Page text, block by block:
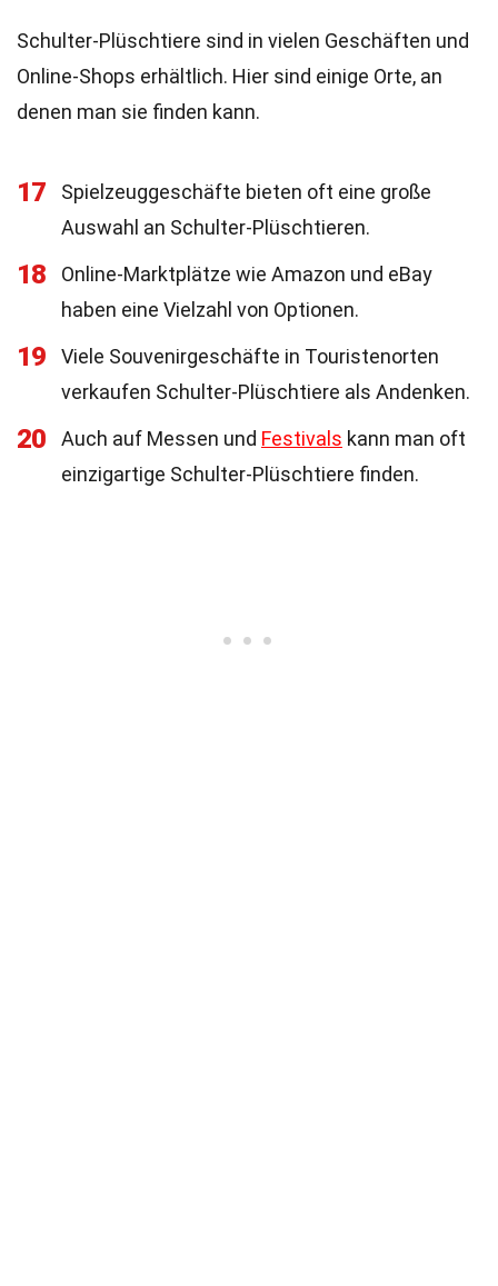
Schulter-Plüschtiere sind in vielen Geschäften und
Online-Shops erhältlich. Hier sind einige Orte, an
denen man sie finden kann.
17
Spielzeuggeschäfte bieten oft eine große
Auswahl an Schulter-Plüschtieren.
18
Online-Marktplätze wie Amazon und eBay
haben eine Vielzahl von Optionen.
19
Viele Souvenirgeschäfte in Touristenorten
verkaufen Schulter-Plüschtiere als Andenken.
20 Auch auf Messen und Festivals kann man oft
einzigartige Schulter-Plüschtiere finden.